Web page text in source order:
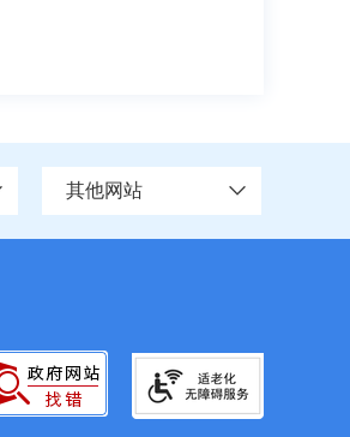
其他网站